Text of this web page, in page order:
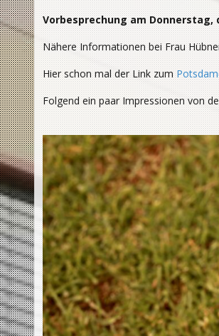
Vorbesprechung am Donnerstag,
Nähere Informationen bei Frau
Hier schon mal der Link zum
Folgend ein paar Impressionen von